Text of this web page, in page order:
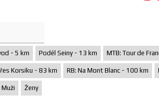
- 5 km Podél Seiny - 13 km MTB: Tour de
Korsiku - 83 km RB: Na Mont Blanc - 100 km
Muži Ženy